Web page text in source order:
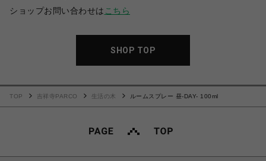
ショップお問い合わせは こちら
SHOP TOP
TOP 吉祥寺PARCO 生活の木 ルームスプレー 昼-DAY- 100ml